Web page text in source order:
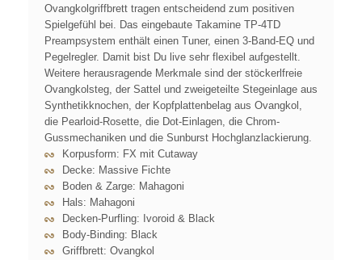
Ovangkolgriffbrett tragen entscheidend zum positiven
Spielgefühl bei. Das eingebaute Takamine TP-4TD
Preampsystem enthält einen Tuner, einen 3-Band-EQ und
Pegelregler. Damit bist Du live sehr flexibel aufgestellt.
Weitere herausragende Merkmale sind der stöckerlfreie
Ovangkolsteg, der Sattel und zweigeteilte Stegeinlage aus
Synthetikknochen, der Kopfplattenbelag aus Ovangkol,
die Pearloid-Rosette, die Dot-Einlagen, die Chrom-
Gussmechaniken und die Sunburst Hochglanzlackierung.
Korpusform: FX mit Cutaway
Decke: Massive Fichte
Boden & Zarge: Mahagoni
Hals: Mahagoni
Decken-Purfling: Ivoroid & Black
Body-Binding: Black
Griffbrett: Ovangkol